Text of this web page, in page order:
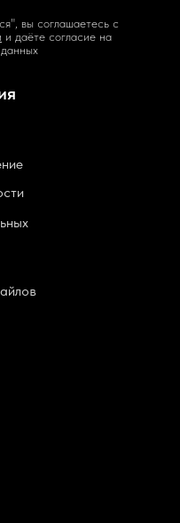
вы соглашаетесь с
и даёте согласие на